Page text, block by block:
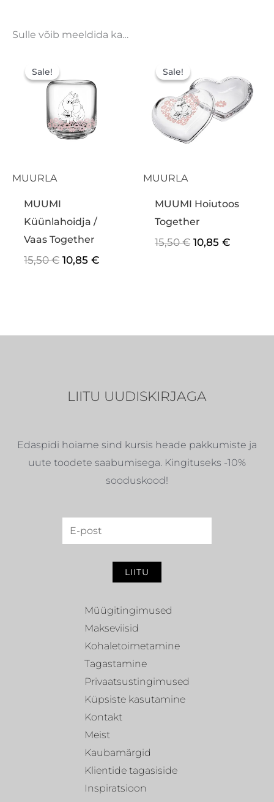
Sulle võib meeldida ka…
Sale!
MUURLA
Sale!
MUUMI
Küünlahoidja /
Vaas Together
15,50€
oli:
15,50 €.
10,85€
Sale!
MUURLA
Sale!
MUUMI Hoiutoos
Together
15,50€
oli:
15,50 €.
10,85€
on:
10,85 €.
LIITU UUDISKIRJAGA
Edaspidi hoiame sind kursis heade pakkumiste ja
uute toodete saabumisega. Kingituseks -10%
sooduskood!
LIITU
Müügitingimused
Makseviisid
Kohaletoimetamine
Tagastamine
Privaatsustingimused
Küpsiste kasutamine
Kontakt
Meist
Kaubamärgid
Klientide tagasiside
Inspiratsioon